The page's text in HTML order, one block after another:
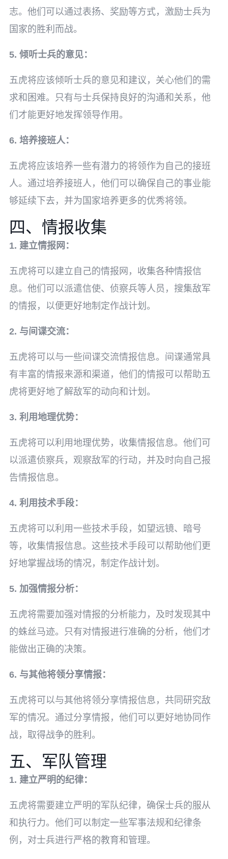
志。他们可以通过表扬、奖励等方式，激励士兵为
国家的胜利而战。
5. 倾听士兵的意见：
五虎将应该倾听士兵的意见和建议，关心他们的需
求和困难。只有与士兵保持良好的沟通和关系，他
们才能更好地发挥领导作用。
6. 培养接班人：
五虎将应该培养一些有潜力的将领作为自己的接班
人。通过培养接班人，他们可以确保自己的事业能
够延续下去，并为国家培养更多的优秀将领。
四、情报收集
1. 建立情报网：
五虎将可以建立自己的情报网，收集各种情报信
息。他们可以派遣信使、侦察兵等人员，搜集敌军
的情报，以便更好地制定作战计划。
2. 与间谍交流：
五虎将可以与一些间谍交流情报信息。间谍通常具
有丰富的情报来源和渠道，他们的情报可以帮助五
虎将更好地了解敌军的动向和计划。
3. 利用地理优势：
五虎将可以利用地理优势，收集情报信息。他们可
以派遣侦察兵，观察敌军的行动，并及时向自己报
告情报信息。
4. 利用技术手段：
五虎将可以利用一些技术手段，如望远镜、暗号
等，收集情报信息。这些技术手段可以帮助他们更
好地掌握战场的情况，制定作战计划。
5. 加强情报分析：
五虎将需要加强对情报的分析能力，及时发现其中
的蛛丝马迹。只有对情报进行准确的分析，他们才
能做出正确的决策。
6. 与其他将领分享情报：
五虎将可以与其他将领分享情报信息，共同研究敌
军的情况。通过分享情报，他们可以更好地协同作
战，取得战争的胜利。
五、军队管理
1. 建立严明的纪律：
五虎将需要建立严明的军队纪律，确保士兵的服从
和执行力。他们可以制定一些军事法规和纪律条
例，对士兵进行严格的教育和管理。